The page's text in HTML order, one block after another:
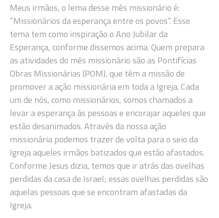
Meus irmãos, o lema desse mês missionário é:
“Missionários da esperança entre os povos”. Esse
tema tem como inspiração o Ano Jubilar da
Esperança, conforme dissemos acima. Quem prepara
as atividades do mês missionário são as Pontifícias
Obras Missionárias (POM), que têm a missão de
promover a ação missionária em toda a Igreja. Cada
um de nós, como missionários, somos chamados a
levar a esperança às pessoas e encorajar aqueles que
estão desanimados. Através da nossa ação
missionária podemos trazer de volta para o seio da
Igreja aqueles irmãos batizados que estão afastados.
Conforme Jesus dizia, temos que ir atrás das ovelhas
perdidas da casa de Israel; essas ovelhas perdidas são
aquelas pessoas que se encontram afastadas da
Igreja.